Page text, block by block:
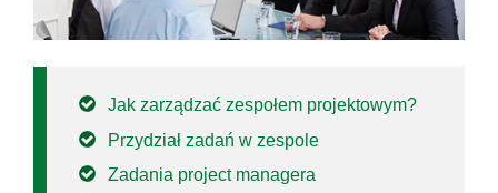
Jak zarządzać zespołem projektowym?
Przydział zadań w zespole
Zadania project managera